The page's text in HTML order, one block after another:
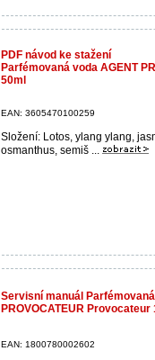
PDF návod ke stažení
Parfémovaná voda AGENT
50ml
EAN: 3605470100259
Složení: Lotos, ylang ylang,
osmanthus, semiš ...
Servisní manuál
PROVOCATEUR Provocateur
EAN: 1800780002602